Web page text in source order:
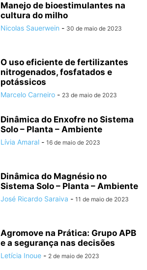
Manejo de bioestimulantes na
cultura do milho
Nicolas Sauerwein - 30 de maio de 2023
O uso eficiente de fertilizantes
nitrogenados, fosfatados e
potássicos
Marcelo Carneiro - 23 de maio de 2023
Dinâmica do Enxofre no Sistema
Solo – Planta – Ambiente
Lívia Amaral - 16 de maio de 2023
Dinâmica do Magnésio no
Sistema Solo – Planta – Ambiente
José Ricardo Saraiva - 11 de maio de 2023
Agromove na Prática: Grupo APB
e a segurança nas decisões
Letícia Inoue - 2 de maio de 2023